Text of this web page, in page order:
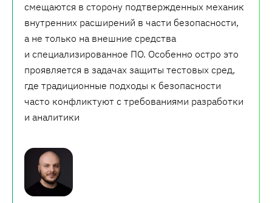
смещаются в сторону подтвержденных механик
внутренних расширений в части безопасности,
а не только на внешние средства
и специализированное ПО. Особенно остро это
проявляется в задачах защиты тестовых сред,
где традиционные подходы к безопасности
часто конфликтуют с требованиями разработки
и аналитики